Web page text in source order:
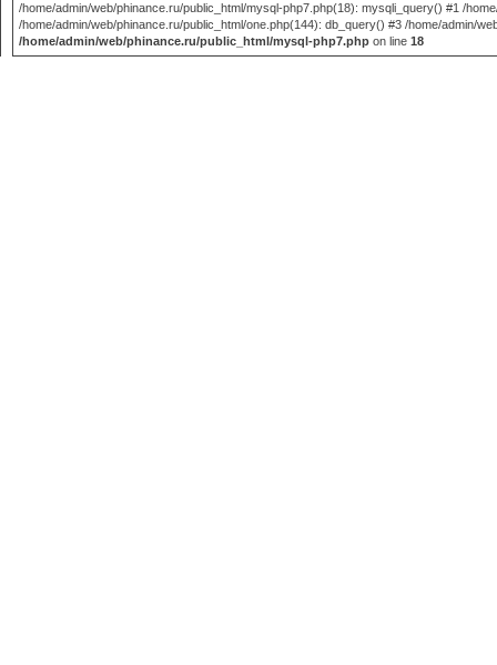
/home/admin/web/phinance.ru/public_html/mysql-php7.php(18): mysqli_query() #1 /
/home/admin/web/phinance.ru/public_html/one.php(144): db_query() #3 /home/admin/
/home/admin/web/phinance.ru/public_html/mysql-php7.php on line 18